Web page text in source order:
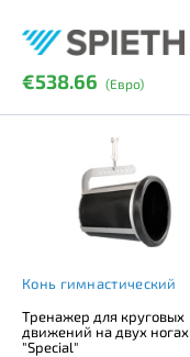
€538.66 (Евро)
Конь гимнастический
Тренажер для круговых
движений на двух ногах
"Special"